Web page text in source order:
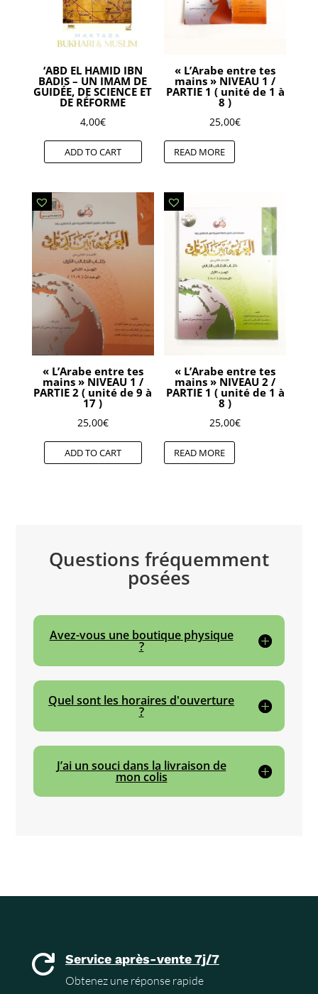
‘ABD EL HAMID IBN
BADIS – UN IMAM DE
GUIDÉE, DE SCIENCE ET
DE RÉFORME
4,00€
ADD TO CART
« L’Arabe entre tes
mains » NIVEAU 1 /
PARTIE 1 ( unité de 1 à
8 )
25,00€
READ MORE
« L’Arabe entre tes
mains » NIVEAU 1 /
PARTIE 2 ( unité de 9 à
17 )
25,00€
ADD TO CART
« L’Arabe entre tes
mains » NIVEAU 2 /
PARTIE 1 ( unité de 1 à
8 )
25,00€
READ MORE
Questions fréquemment
posées
Avez-vous une boutique physique
?
Quel sont les horaires d'ouverture
?
J’ai un souci dans la livraison de
mon colis
 Service après-vente 7j/7
Obtenez une réponse rapide